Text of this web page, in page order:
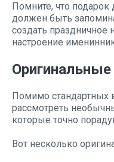
Помните, что
должен быть
создать праздничное
настроение
Помимо стандартных
рассмотреть
которые точно
Вот несколько